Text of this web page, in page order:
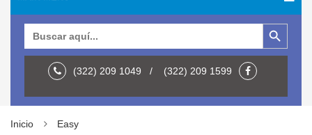
Botón de búsqueda
(322) 209 1049 / (322) 209 1599
Inicio Easy